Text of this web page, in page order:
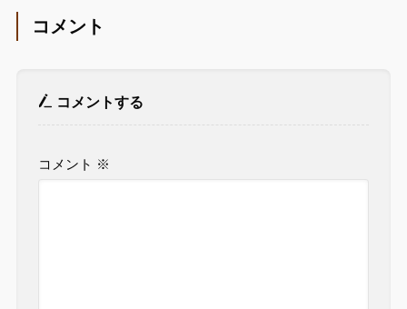
コメント
コメントする
コメント ※